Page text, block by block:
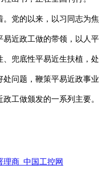
党的以来，以习同志为焦
易近政工做的带领，以人平
兜底性平易近生扶植，处
问题，鞭策平易近政事业
工做颁发的一系列主要。
商_中国工控网